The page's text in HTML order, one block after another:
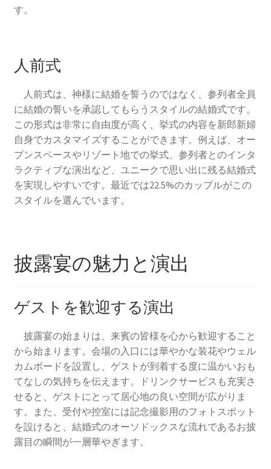
す。
人前式
人前式は、神様に結婚を誓うのではなく、参列者全員
に結婚の誓いを承認してもらうスタイルの結婚式です。
この形式は非常に自由度が高く、挙式の内容を新郎新婦
自身でカスタマイズすることができます。例えば、オー
プンスペースやリゾート地での挙式、参列者とのインタ
ラクティブな演出など、ユニークで思い出に残る結婚式
を実現しやすいです。最近では22.5%のカップルがこの
スタイルを選んでいます。
披露宴の魅力と演出
ゲストを歓迎する演出
披露宴の始まりは、来賓の皆様を心から歓迎すること
から始まります。会場の入口には華やかな装花やウェル
カムボードを設置し、ゲストが到着する度に温かいおも
てなしの気持ちを伝えます。ドリンクサービスも充実さ
せると、ゲストにとって居心地の良い空間が広がりま
す。また、受付や控室には記念撮影用のフォトスポット
を設けると、結婚式のオーソドックスな流れであるお披
露目の瞬間が一層華やぎます。